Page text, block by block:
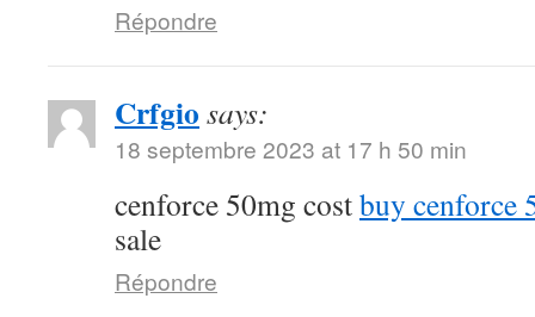
Répondre
Crfgio says:
18 septembre 2023 at 17 h 50 min
cenforce 50mg costbuy cenforce
sale
Répondre